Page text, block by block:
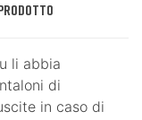
li abbia
di
in caso di